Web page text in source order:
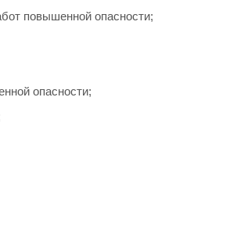
повышенной опасности;
опасности;